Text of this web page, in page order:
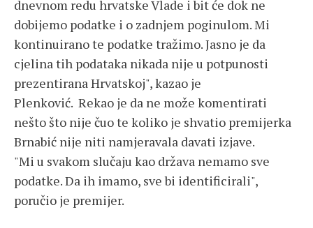
dnevnom redu hrvatske Vlade i bit će dok ne
dobijemo podatke i o zadnjem poginulom. Mi
kontinuirano te podatke tražimo. Jasno je da
cjelina tih podataka nikada nije u potpunosti
prezentirana Hrvatskoj", kazao je
Plenković. Rekao je da ne može komentirati
nešto što nije čuo te koliko je shvatio premijerka
Brnabić nije niti namjeravala davati izjave.
"Mi u svakom slučaju kao država nemamo sve
podatke. Da ih imamo, sve bi identificirali",
poručio je premijer.